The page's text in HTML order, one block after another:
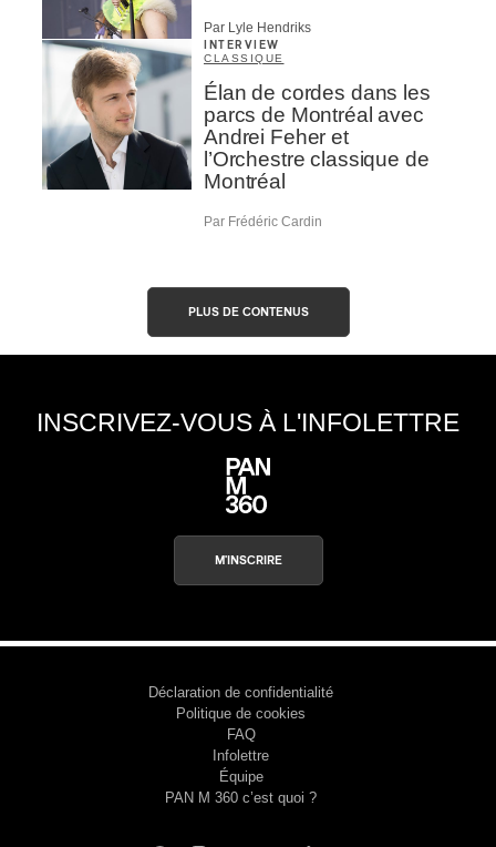
Par Lyle Hendriks
INTERVIEW
CLASSIQUE
Élan de cordes dans les
parcs de Montréal avec
Andrei Feher et
l’Orchestre classique de
Montréal
Par Frédéric Cardin
PLUS DE CONTENUS
INSCRIVEZ-VOUS À L'INFOLETTRE
M'INSCRIRE
Déclaration de confidentialité
Politique de cookies
FAQ
Infolettre
Équipe
PAN M 360 c’est quoi ?